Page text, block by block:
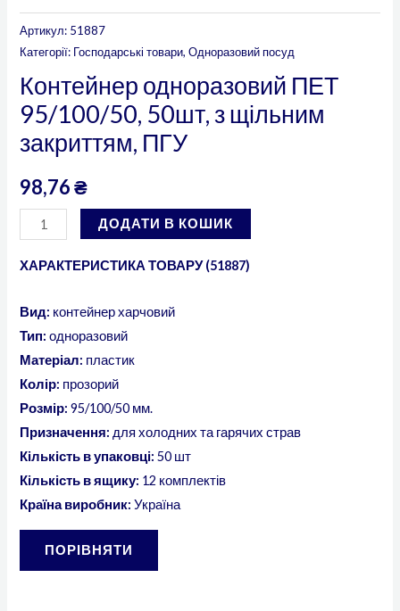
Артикул: 51887
Категорії: Господарські товари,Одноразовий посуд
Контейнер одноразовий ПЕТ
95/100/50, 50шт, з щільним
закриттям, ПГУ
98,76₴
ДОДАТИ В КОШИК
ХАРАКТЕРИСТИКА ТОВАРУ (51887)
Вид: контейнер харчовий
Тип: одноразовий
Матеріал: пластик
Колір: прозорий
Розмір:95/100/50 мм.
Призначення: для холодних та гарячих страв
Кількість в упаковці:50 шт
Кількість в ящику: 12 комплектів
Країна виробник:Україна
ПОРІВНЯТИ